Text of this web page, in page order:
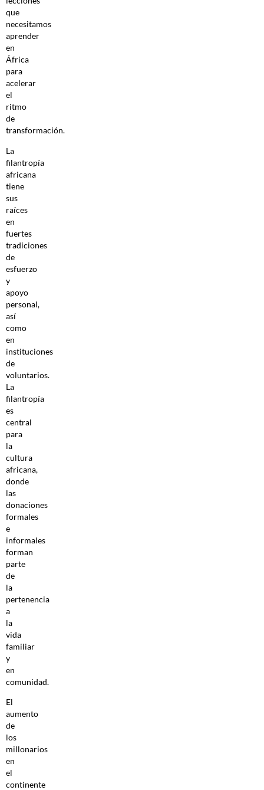
que
necesitamos
aprender
en
África
para
acelerar
el
ritmo
de
transformación.
La
filantropía
africana
tiene
sus
raíces
en
fuertes
tradiciones
de
esfuerzo
y
apoyo
personal,
así
como
en
instituciones
de
voluntarios.
La
filantropía
es
central
para
la
cultura
africana,
donde
las
donaciones
formales
e
informales
forman
parte
de
la
pertenencia
a
la
vida
familiar
y
en
comunidad.
El
aumento
de
los
millonarios
en
el
continente